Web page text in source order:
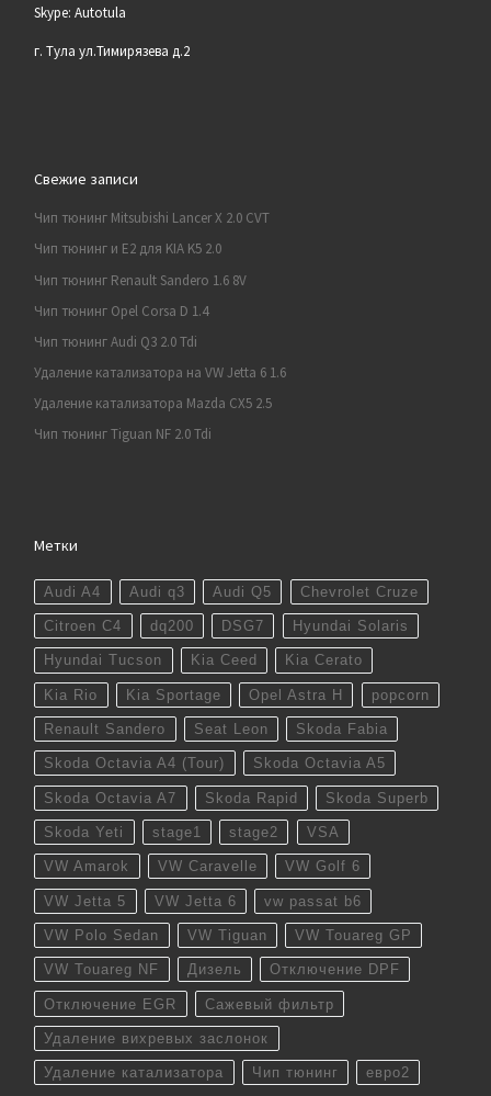
Skype: Autotula
г. Тула ул.Тимирязева д.2
Свежие записи
Чип тюнинг Mitsubishi Lancer X 2.0 CVT
Чип тюнинг и E2 для KIA K5 2.0
Чип тюнинг Renault Sandero 1.6 8V
Чип тюнинг Opel Corsa D 1.4
Чип тюнинг Audi Q3 2.0 Tdi
Удаление катализатора на VW Jetta 6 1.6
Удаление катализатора Mazda CX5 2.5
Чип тюнинг Tiguan NF 2.0 Tdi
Метки
Audi A4 Audi q3 Audi Q5 Chevrolet Cruze
Citroen C4 dq200 DSG7 Hyundai Solaris
Hyundai Tucson Kia Ceed Kia Cerato
Kia Rio Kia Sportage Opel Astra H popcorn
Renault Sandero Seat Leon Skoda Fabia
Skoda Octavia A4 (Tour) Skoda Octavia A5
Skoda Octavia A7 Skoda Rapid Skoda Superb
Skoda Yeti stage1 stage2 VSA
VW Amarok VW Caravelle VW Golf 6
VW Jetta 5 VW Jetta 6 vw passat b6
VW Polo Sedan VW Tiguan VW Touareg GP
VW Touareg NF Дизель Отключение DPF
Отключение EGR Сажевый фильтр
Удаление вихревых заслонок
Удаление катализатора Чип тюнинг евро2